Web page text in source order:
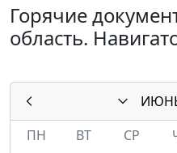
Горячие
область.
ПН
ВТ СР